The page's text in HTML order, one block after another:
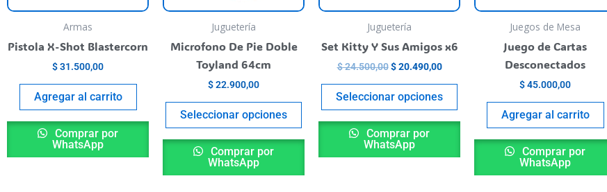
Armas
Pistola X-Shot Blastercorn
$31.500,00
Agregar al carrito
Comprar por
WhatsApp
Juguetería
Microfono De Pie Doble
Toyland 64cm
$22.900,00
Seleccionar opciones
may
chosen
product
page
Comprar por
WhatsApp
Juguetería
Set Kitty Y Sus Amigos x6
$24.500,00 $20.490,00
Seleccionar opciones
may
page
Comprar por
WhatsApp
Juegos de Mesa
Juego de Cartas
Desconectados
$45.000,00
Agregar al carrito
Comprar por
WhatsApp